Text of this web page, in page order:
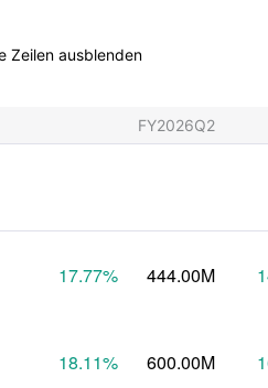
Zeilen ausblenden
FY2026Q2
17.77% 444.00M
18.11% 600.00M